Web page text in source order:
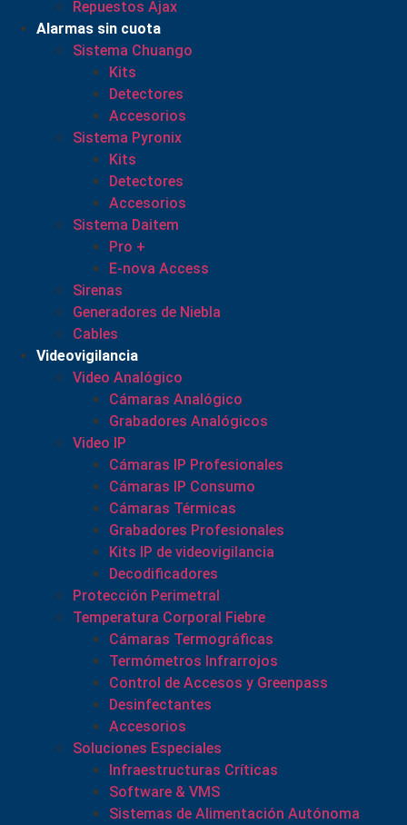
Repuestos Ajax
Alarmas sin cuota
Sistema Chuango
Kits
Detectores
Accesorios
Sistema Pyronix
Kits
Detectores
Accesorios
Sistema Daitem
Pro +
E-nova Access
Sirenas
Generadores de Niebla
Cables
Videovigilancia
Video Analógico
Cámaras Analógico
Grabadores Analógicos
Video IP
Cámaras IP Profesionales
Cámaras IP Consumo
Cámaras Térmicas
Grabadores Profesionales
Kits IP de videovigilancia
Decodificadores
Protección Perimetral
Temperatura Corporal Fiebre
Cámaras Termográficas
Termómetros Infrarrojos
Control de Accesos y Greenpass
Desinfectantes
Accesorios
Soluciones Especiales
Infraestructuras Críticas
Software & VMS
Sistemas de Alimentación Autónoma